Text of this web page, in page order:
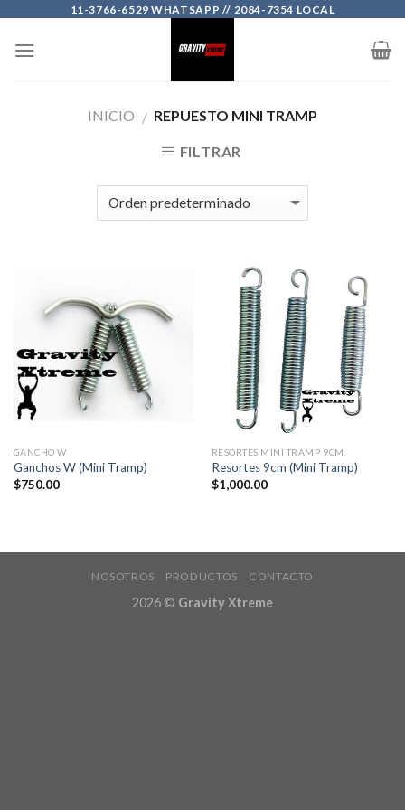
content
11-3766-6529 WHATSAPP // 2084-7354 LOCAL
INICIO / REPUESTO MINI TRAMP
FILTRAR
GANCHO W
Ganchos W (Mini Tramp)
$750.00
RESORTES MINI TRAMP 9CM
Resortes 9cm (Mini Tramp)
$1,000.00
NOSOTROS PRODUCTOS CONTACTO
2026 © Gravity Xtreme